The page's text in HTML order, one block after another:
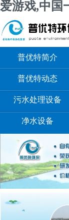
爱游戏,中国
普优特简介
普优特动态
污水处理设备
净水设备